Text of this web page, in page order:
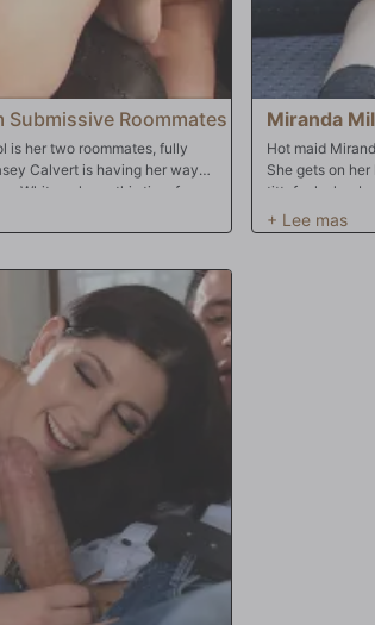
Submissive Roommates
is her two roommates, fully
Calvert is having her way
Whitney have this time for
dilemma. Will Whitney give
shows her two girls the
too and gets her ass filled and
Casey Calvert with a
orgasms. Miranda really wants
ass for the first time. This
bounces her big booty on
girls who is the boss anal
Rent is paid in full this
Miranda
Hot maid
She gets on
tittyfucks her
loves anal and